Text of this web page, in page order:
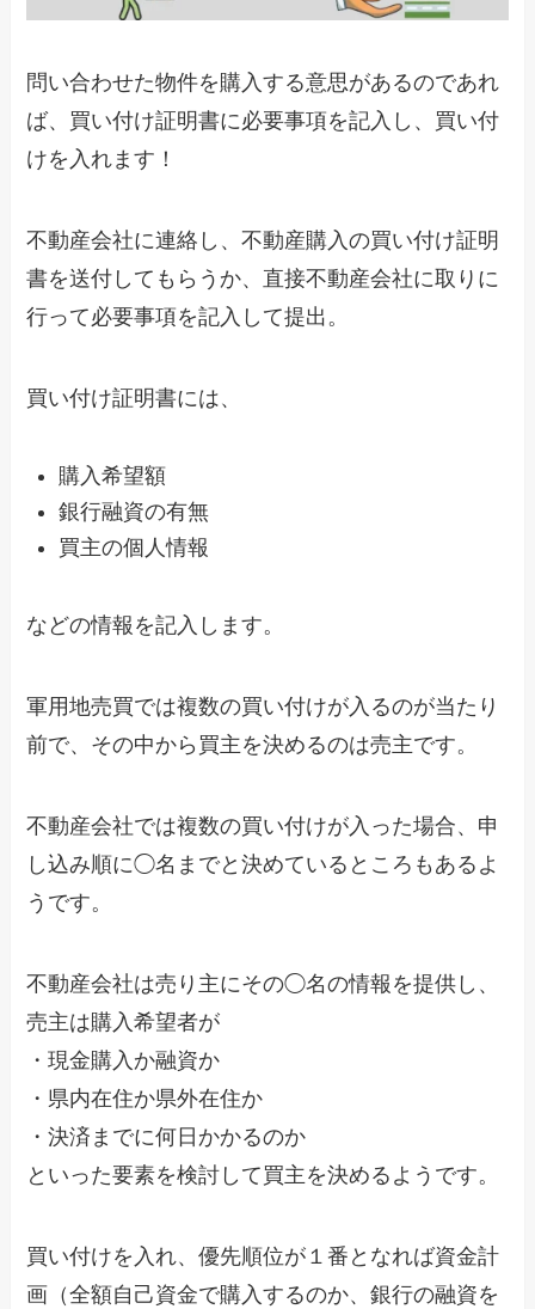
問い合わせた物件を購入する意思があるのであれ
ば、買い付け証明書に必要事項を記入し、買い付
けを入れます！
不動産会社に連絡し、不動産購入の買い付け証明
書を送付してもらうか、直接不動産会社に取りに
行って必要事項を記入して提出。
買い付け証明書には、
購入希望額
銀行融資の有無
買主の個人情報
などの情報を記入します。
軍用地売買では複数の買い付けが入るのが当たり
前で、その中から買主を決めるのは売主です。
不動産会社では複数の買い付けが入った場合、申
し込み順に◯名までと決めているところもあるよ
うです。
不動産会社は売り主にその◯名の情報を提供し、
売主は購入希望者が
・現金購入か融資か
・県内在住か県外在住か
・決済までに何日かかるのか
といった要素を検討して買主を決めるようです。
買い付けを入れ、優先順位が１番となれば資金計
画（全額自己資金で購入するのか、銀行の融資を